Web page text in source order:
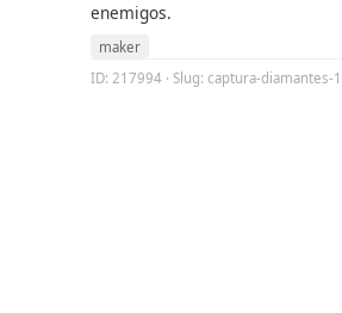
enemigos.
maker
ID: 217994 · Slug: captura-diamantes-1